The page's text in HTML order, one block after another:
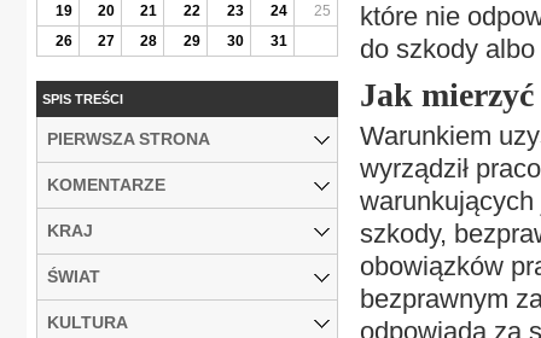
które nie
do szkody
Jak
Warunkiem
wyrządził
szkody,
obowiązków
bezprawnym
odpowiada za
19
20 21 22 23 24
25
26
27 28 29 30 31
SPIS TREŚCI
PIERWSZA STRONA
KOMENTARZE
KRAJ
ŚWIAT
KULTURA